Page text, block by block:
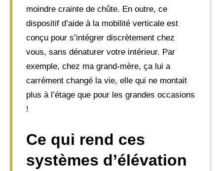
moindre crainte de chûte. En outre, ce
dispositif d’aide à la mobilité verticale est
conçu pour s’intégrer discrètement chez
vous, sans dénaturer votre intérieur. Par
exemple, chez ma grand-mère, ça lui a
carrément changé la vie, elle qui ne montait
plus à l’étage que pour les grandes occasions
!
Ce qui rend ces
systèmes d’élévation